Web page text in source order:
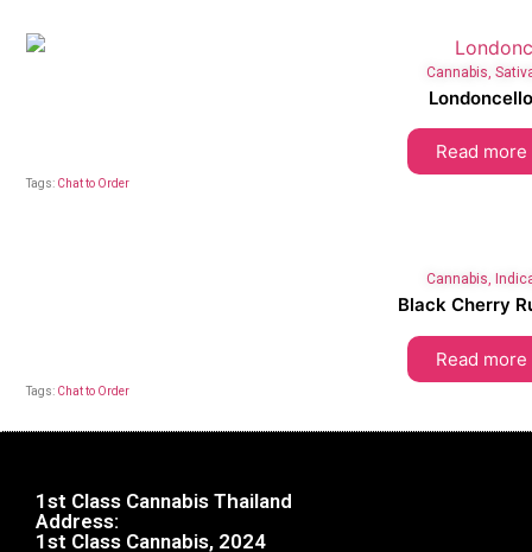
Cannabis,
Londoncello
Read more
Tags: Chat to Order
Cannabis,
Black Cherry
Read more
Tags: Chat to Order
1st Class Cannabis Thailand
Address:
1st Class Cannabis, 2024